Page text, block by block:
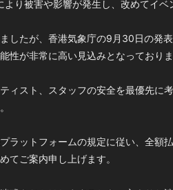
り被害や影響が発生し、改めてイ
したが、香港気象庁の9月30日の発
性が非常に高い見込みとなっておりま
ィスト、スタッフの安全を最優先に
ラットフォームの規定に従い、全額
てご案内申し上げます。